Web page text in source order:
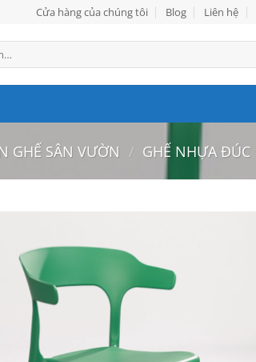
Cửa hàng của chúng tôi Blog Liên hệ
GHẾ SÂN VƯỜN / GHẾ NHỰA ĐÚC